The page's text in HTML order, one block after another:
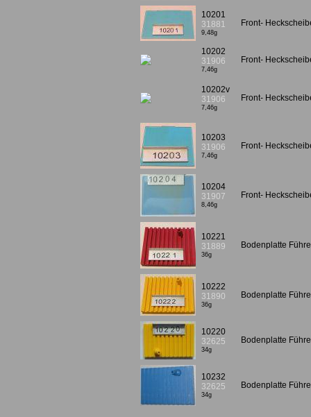
10201
31881
9,48g
Front-
10202
31906
7,46g
Front-
10202v
31906
7,46g
Front-
10203
31906
7,46g
Front-
10204
31907
8,46g
Front-
10221
31889
36g
Bodenplatte
10222
31890
36g
Bodenplatte
10220
32625
34g
Bodenplatte
10232
32625
34g
Bodenplatte